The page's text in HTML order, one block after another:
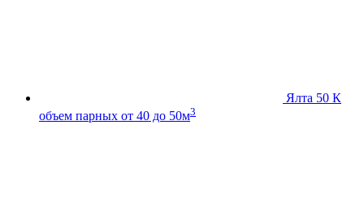
Ялта 50 К
объем парных от 40 до 50м3